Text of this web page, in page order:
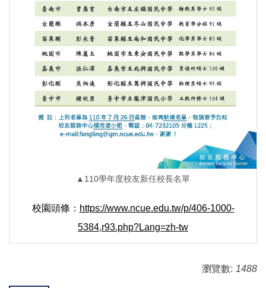
▲110學年度校友新任校長名單
校園頭條： https://www.ncue.edu.tw/p/406-1000-
5384,r93.php?Lang=zh-tw
瀏覽數: 1488